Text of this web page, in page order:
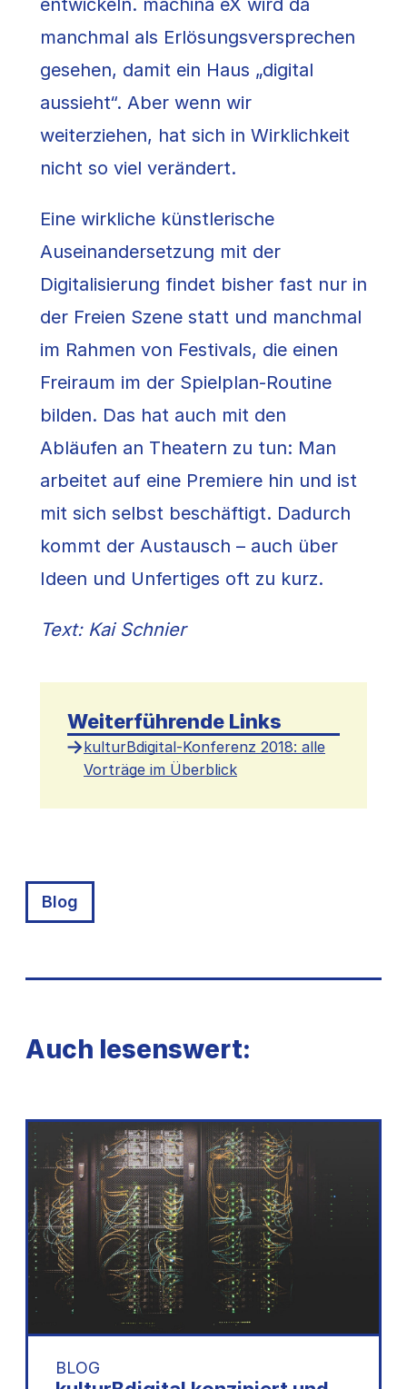
manchmal als Erlösungsversprechen
gesehen, damit ein Haus „digital
aussieht“. Aber wenn wir
weiterziehen, hat sich in Wirklichkeit
nicht so viel verändert.
Eine wirkliche künstlerische
Auseinandersetzung mit der
Digitalisierung findet bisher fast nur in
der Freien Szene statt und manchmal
im Rahmen von Festivals, die einen
Freiraum im der Spielplan-Routine
bilden. Das hat auch mit den
Abläufen an Theatern zu tun: Man
arbeitet auf eine Premiere hin und ist
mit sich selbst beschäftigt. Dadurch
kommt der Austausch – auch über
Ideen und Unfertiges oft zu kurz.
Text: Kai Schnier
Weiterführende Links
kulturBdigital-Konferenz 2018: alle
Vorträge im Überblick
Blog
Auch lesenswert:
BLOG